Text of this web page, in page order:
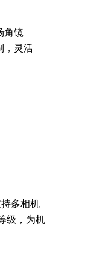
角镜
，灵活
多相机
级，为机